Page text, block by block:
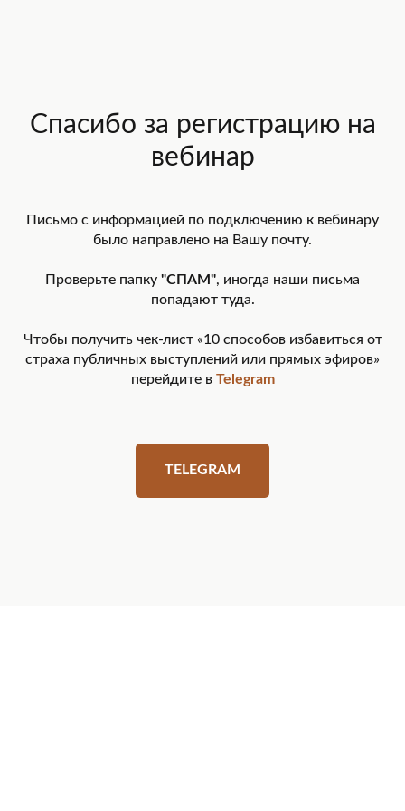
Спасибо за регистрацию на
вебинар
Письмо с информацией по подключению к вебинару
было направлено на Вашу почту.
Проверьте папку "СПАМ", иногда наши письма
попадают туда.
Чтобы получить чек-лист «10 способов избавиться от
страха публичных выступлений или прямых эфиров»
перейдите в Telegram
TELEGRAM